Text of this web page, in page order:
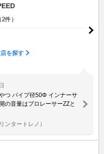
（2件）
を探す
つ パイプ径50Φ インナーサ
の音量はプロレーサーZZと
ンタートレノ）